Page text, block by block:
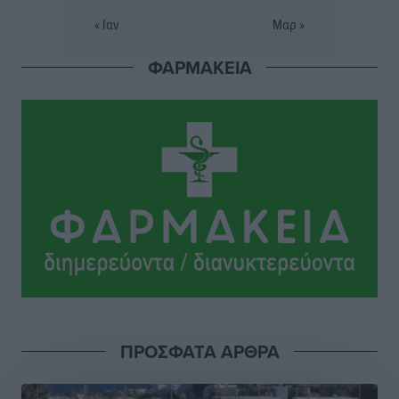
πριν 3 ώρες
Εθνική Παίδων: Ο Χριστοδούλου και η καλύτερη
Διαγόρας: Ανανέωσε ο Μιχάλης Χατζηγεωργίου
ΔΕΑΣ Δάφνη Ρόδου: Η Ευαγγελία Τετράδη στο
Αθλητικά• πριν 3 ώρες
Σταυρός Καλυθιών: Απέκτησε και την Ειρήνη
« Ιαν Μαρ »
ΦΑΡΜΑΚΕΙΑ
ΠΡΟΣΦΑΤΑ ΑΡΘΡΑ